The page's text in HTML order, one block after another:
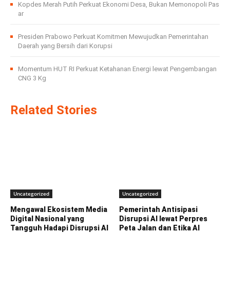
Kopdes Merah Putih Perkuat Ekonomi Desa, Bukan Memonopoli Pas
ar
Presiden Prabowo Perkuat Komitmen Mewujudkan Pemerintahan
Daerah yang Bersih dari Korupsi
Momentum HUT RI Perkuat Ketahanan Energi lewat Pengembangan
CNG 3 Kg
Related Stories
Uncategorized
Mengawal Ekosistem Media
Digital Nasional yang
Tangguh Hadapi Disrupsi AI
Uncategorized
Pemerintah Antisipasi
Disrupsi AI lewat Perpres
Peta Jalan dan Etika AI